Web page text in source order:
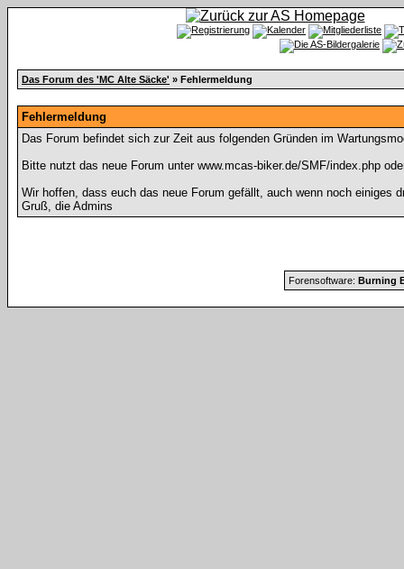
Das Forum des 'MC Alte Säcke' » Fehlermeldung
Fehlermeldung
Das Forum befindet sich zur Zeit aus folgenden Gründen im
Bitte nutzt das neue Forum unter www.mcas-biker.de/SMF/index.php
Wir hoffen, dass euch das neue Forum gefällt, auch wenn noch einiges
Gruß, die Admins
Forensoftware: Burning